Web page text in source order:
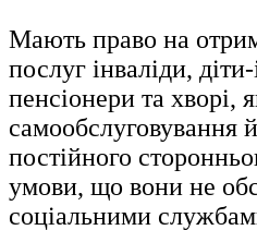
Мають право на
послуг інваліди, діти-
пенсіонери та хворі,
самообслуговування
постійного
умови, що вони не
соціальними